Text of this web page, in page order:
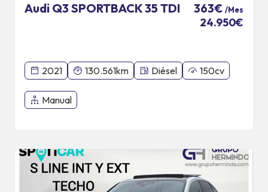
Audi Q3 SPORTBACK 35 TDI 363€ /Mes
24.950€
2021 130.561km Diésel 150cv
Manual